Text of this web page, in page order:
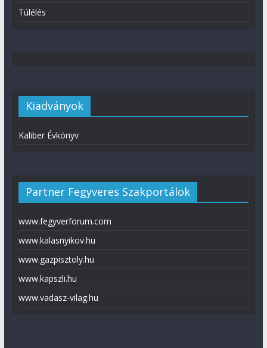
Túlélés
Kiadványok
Kaliber Évkönyv
Partner Fegyveres Szakportálok
www.fegyverforum.com
www.kalasnyikov.hu
www.gazpisztoly.hu
www.kapszli.hu
www.vadasz-vilag.hu